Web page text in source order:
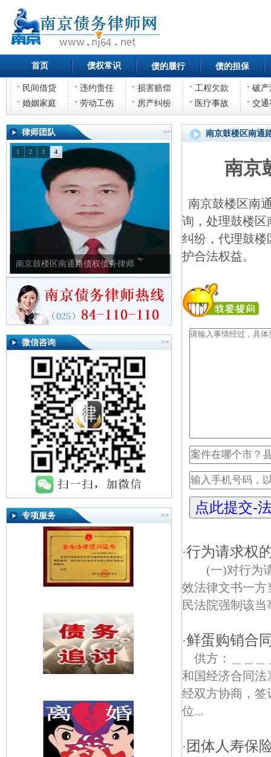
首页 债权常识 债的履行 债的担保
民间借贷 违约责任 损害赔偿 工程欠款
破产
婚姻家庭
劳动工伤 房产纠纷 医疗事故 交通
律师团队 >>
南京鼓楼区南通路债权债务律师
1 2 3 4
微信咨询 >>
专项服务 >>
南京鼓楼区南通
南京
南京鼓楼区南
询，处理鼓楼区
纠纷，代理鼓楼
护合法权益。
·行为请求权
(一)对行为
效法律文书一方
民法院强制该当
·鲜蛋购销合
供方：＿＿
和国经济合同法
经双方协商，
位...
· 团体人寿保